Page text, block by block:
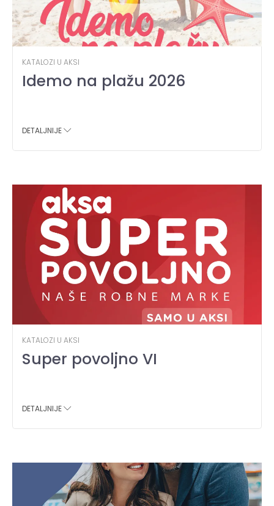
KATALOZI U AKSI
Idemo na plažu 2026
DETALJNIJE
KATALOZI U AKSI
Super povoljno VI
DETALJNIJE